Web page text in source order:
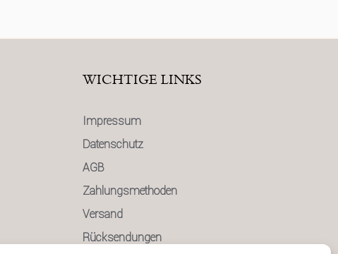
WICHTIGE LINKS
Impressum
Datenschutz
AGB
Zahlungsmethoden
Versand
Rücksendungen